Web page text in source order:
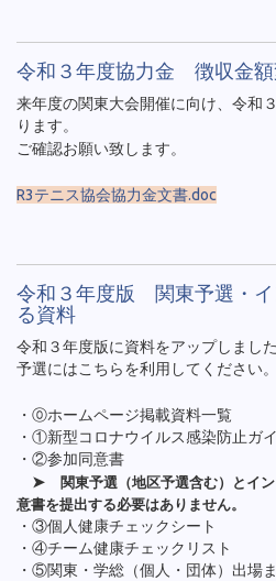
令和３年度協力金 徴収金額
来年度の関東大会開催に向け、令和
ります。
ご確認お願い致します。
R3テニス協会協力金文書.doc
令和３年度版 関東予選・イ
る資料
令和３年度版に資料をアップしまし
予選にはこちらを利用してください。
・⓪ホームページ掲載資料一覧
・①新型コロナウイルス感染防止ガ
・②参加同意書
➤
関東予選（地区予選含む）とイン
意書を提出する必要はありません。
・③個人健康チェックシート
・④チーム健康チェックリスト
・⑤関東・学総（個人・団体）出場